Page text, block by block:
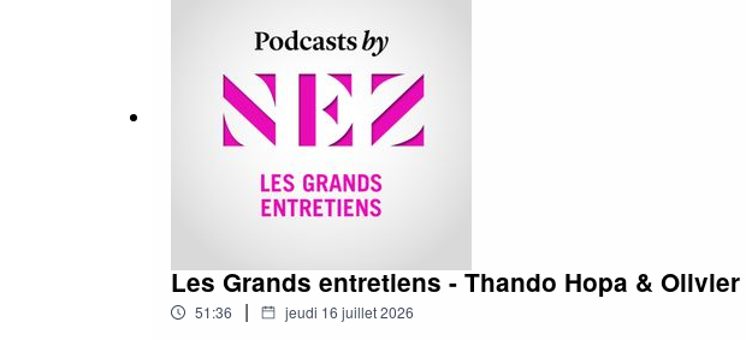
Les Grands entretiens - Thando Hopa &
51:36 | jeudi 16 juillet 2026